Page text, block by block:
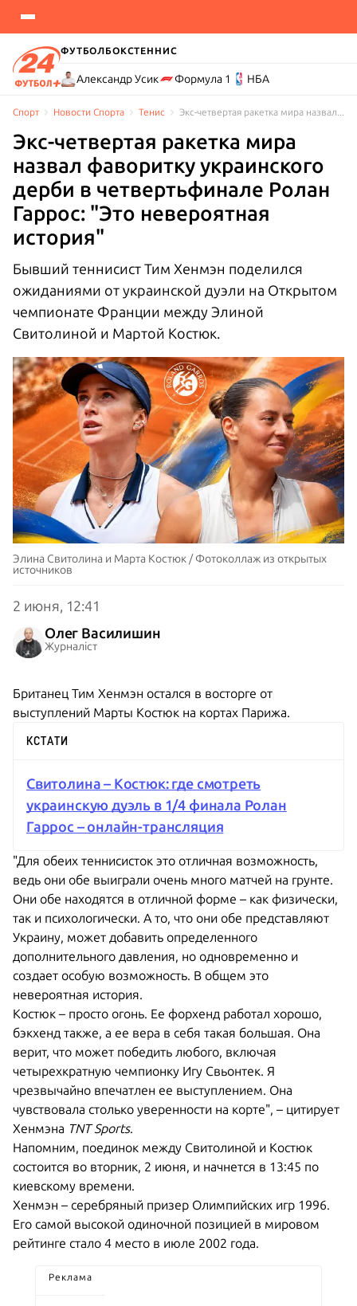
ФУТБОЛБОКСТЕННИС
Александр Усик Формула 1 НБА
Спорт Новости Cпорта Тенис
Экс-четвертая ракетка мира
назвал фаворитку украинского
дерби в четвертьфинале Ролан
Гаррос: "Это невероятная
история"
Бывший теннисист Тим Хенмэн поделился
ожиданиями от украинской дуэли на Открытом
чемпионате Франции между Элиной
Свитолиной и Мартой Костюк.
Элина Свитолина и Марта Костюк / Фотоколлаж из открытых
источников
2 июня, 12:41
Олег Василишин
Журналіст
Британец Тим Хенмэн остался в восторге от
выступлений Марты Костюк на кортах Парижа.
КСТАТИ
Свитолина – Костюк: где смотреть
украинскую дуэль в 1/4 финала Ролан
Гаррос – онлайн-трансляция
"Для обеих теннисисток это отличная возможность,
ведь они обе выиграли очень много матчей на грунте.
Они обе находятся в отличной форме – как физически,
так и психологически. А то, что они обе представляют
Украину, может добавить определенного
дополнительного давления, но одновременно и
создает особую возможность. В общем это
невероятная история.
Костюк – просто огонь. Ее форхенд работал хорошо,
бэкхенд также, а ее вера в себя такая большая. Она
верит, что может победить любого, включая
четырехкратную чемпионку Игу Свьонтек. Я
чрезвычайно впечатлен ее выступлением. Она
чувствовала столько уверенности на корте", – цитирует
Хенмэна TNT Sports.
Напомним, поединок между Свитолиной и Костюк
состоится во вторник, 2 июня, и начнется в 13:45 по
киевскому времени.
Хенмэн – серебряный призер Олимпийских игр 1996.
Его самой высокой одиночной позицией в мировом
рейтинге стало 4 место в июле 2002 года.
Реклама